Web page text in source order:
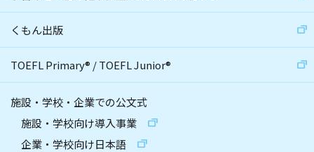
くもん出版
TOEFL Primary® /TOEFL Junior®
施設・学校・企業での公文式
施設・学校向け導入事業
企業・学校向け日本語